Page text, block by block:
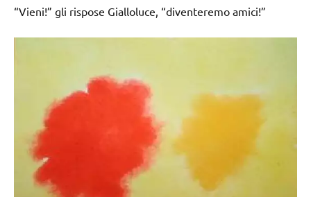
“Vieni!” gli rispose Gialloluce, “diventeremo amici!”